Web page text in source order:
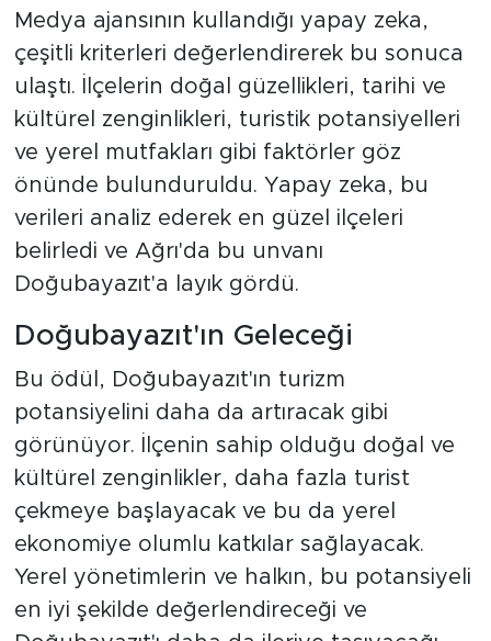
Medya ajansının kullandığı yapay zeka,
çeşitli kriterleri değerlendirerek bu sonuca
ulaştı. İlçelerin doğal güzellikleri, tarihi ve
kültürel zenginlikleri, turistik potansiyelleri
ve yerel mutfakları gibi faktörler göz
önünde bulunduruldu. Yapay zeka, bu
verileri analiz ederek en güzel ilçeleri
belirledi ve Ağrı'da bu unvanı
Doğubayazıt'a layık gördü.
Doğubayazıt'ın Geleceği
Bu ödül, Doğubayazıt'ın turizm
potansiyelini daha da artıracak gibi
görünüyor. İlçenin sahip olduğu doğal ve
kültürel zenginlikler, daha fazla turist
çekmeye başlayacak ve bu da yerel
ekonomiye olumlu katkılar sağlayacak.
Yerel yönetimlerin ve halkın, bu potansiyeli
en iyi şekilde değerlendireceği ve